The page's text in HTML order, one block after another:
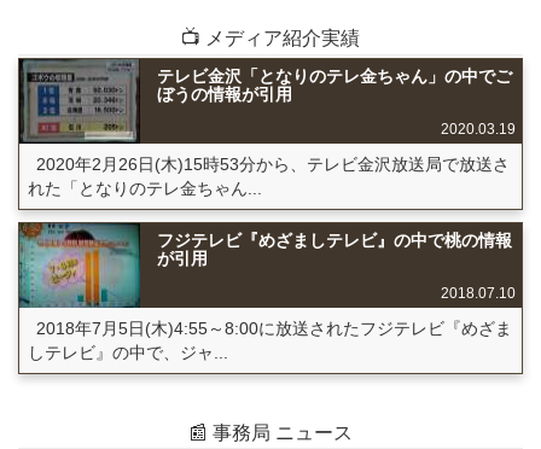
📺 メディア紹介実績
テレビ金沢「となりのテレ金ちゃん」の中でご
ぼうの情報が引用
2020.03.19
2020年2月26日(木)15時53分から、テレビ金沢放送局で放送さ
れた「となりのテレ金ちゃん...
フジテレビ『めざましテレビ』の中で桃の情報
が引用
2018.07.10
2018年7月5日(木)4:55～8:00に放送されたフジテレビ『めざま
しテレビ』の中で、ジャ...
📰 事務局 ニュース